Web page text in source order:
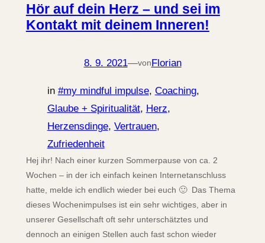
Hör auf dein Herz – und sei im
Kontakt mit deinem Inneren!
8. 9. 2021—vonFlorian
in #my mindful impulse, Coaching
Glaube + Spiritualität, Herz
Herzensdinge, Vertrauen
Zufriedenheit
Hej ihr! Nach einer kurzen Sommerpause von ca. 2
Wochen – in der ich einfach keinen Internetanschluss
hatte, melde ich endlich wieder bei euch 🙂 Das Thema
dieses Wochenimpulses ist ein sehr wichtiges, aber in
unserer Gesellschaft oft sehr unterschätztes und
dennoch an einigen Stellen auch fast schon wieder